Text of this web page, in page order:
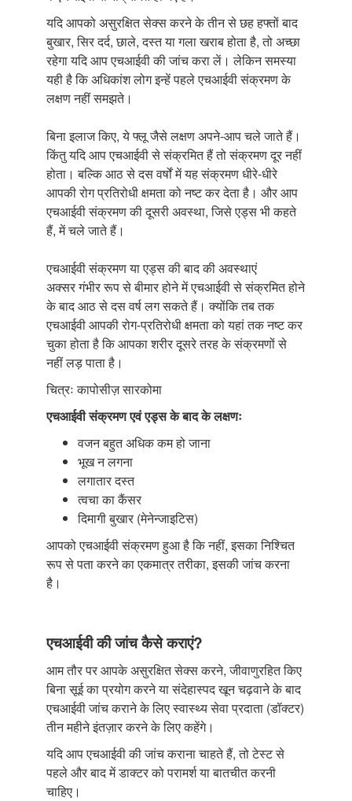
यदि आपको असुरक्षित सेक्स करने के तीन से छह हफ्तों बाद
बुखार, सिर दर्द, छाले, दस्त या गला खराब होता है, तो अच्छा
रहेगा यदि आप एचआईवी की जांच करा लें। लेकिन समस्या
यही है कि अधिकांश लोग इन्हें पहले एचआईवी संक्रमण के
लक्षण नहीं समझते।
बिना इलाज किए, ये फ्लू जैसे लक्षण अपने-आप चले जाते हैं।
किंतु यदि आप एचआईवी से संक्रमित हैं तो संक्रमण दूर नहीं
होता। बल्कि आठ से दस वर्षों में यह संक्रमण धीरे-धीरे
आपकी रोग प्रतिरोधी क्षमता को नष्ट कर देता है। और आप
एचआईवी संक्रमण की दूसरी अवस्था, जिसे एड्स भी कहते
हैं, में चले जाते हैं।
एचआईवी संक्रमण या एड्स की बाद की अवस्थाएं
अक्सर गंभीर रूप से बीमार होने में एचआईवी से संक्रमित होने
के बाद आठ से दस वर्ष लग सकते हैं। क्योंकि तब तक
एचआईवी आपकी रोग-प्रतिरोधी क्षमता को यहां तक नष्ट कर
चुका होता है कि आपका शरीर दूसरे तरह के संक्रमणों से
नहीं लड़ पाता है।
चित्रः कापोसीज़ सारकोमा
एचआईवी संक्रमण एवं एड्स के बाद के लक्षणः
वजन बहुत अधिक कम हो जाना
भूख न लगना
लगातार दस्त
त्वचा का कैंसर
दिमागी बुखार (मेनेन्जाइटिस)
आपको एचआईवी संक्रमण हुआ है कि नहीं, इसका निश्चित
रूप से पता करने का एकमात्र तरीका, इसकी जांच करना
है।
एचआईवी की जांच कैसे कराएं?
आम तौर पर आपके असुरक्षित सेक्स करने, जीवाणुरहित किए
बिना सूई का प्रयोग करने या संदेहास्पद खून चढ़वाने के बाद
एचआईवी जांच कराने के लिए स्वास्थ्य सेवा प्रदाता (डॉक्टर)
तीन महीने इंतज़ार करने के लिए कहेंगे।
यदि आप एचआईवी की जांच कराना चाहते हैं, तो टेस्ट से
पहले और बाद में डाक्टर को परामर्श या बातचीत करनी
चाहिए।